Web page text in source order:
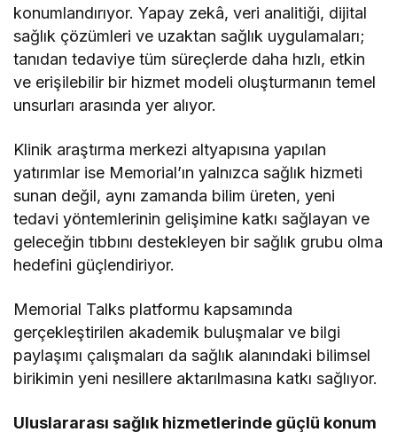
konumlandırıyor. Yapay zekâ, veri analitiği, dijital
sağlık çözümleri ve uzaktan sağlık uygulamaları;
tanıdan tedaviye tüm süreçlerde daha hızlı, etkin
ve erişilebilir bir hizmet modeli oluşturmanın temel
unsurları arasında yer alıyor.
Klinik araştırma merkezi altyapısına yapılan
yatırımlar ise Memorial’ın yalnızca sağlık hizmeti
sunan değil, aynı zamanda bilim üreten, yeni
tedavi yöntemlerinin gelişimine katkı sağlayan ve
geleceğin tıbbını destekleyen bir sağlık grubu olma
hedefini güçlendiriyor.
Memorial Talks platformu kapsamında
gerçekleştirilen akademik buluşmalar ve bilgi
paylaşımı çalışmaları da sağlık alanındaki bilimsel
birikimin yeni nesillere aktarılmasına katkı sağlıyor.
Uluslararası sağlık hizmetlerinde güçlü konum